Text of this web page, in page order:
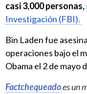
casi 3,000 personas,
Investigación (FBI).
Bin Laden fue
operaciones bajo el
Obama el 2 de mayo
Factchequeadoes un